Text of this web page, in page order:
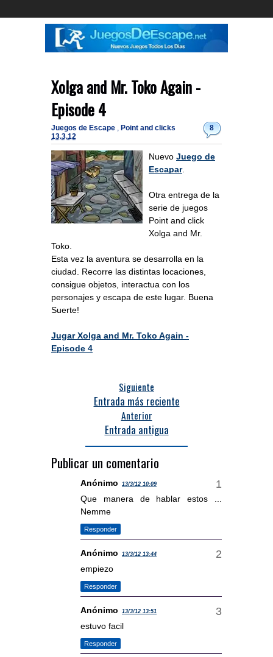
Xolga and Mr. Toko Again -
Episode 4
8
Juegos de Escape , Point and clicks
13.3.12
Nuevo Juego de
Escapar.
Otra entrega de la
serie de juegos
Point and click
Xolga and Mr.
Toko.
Esta vez la aventura se desarrolla en la
ciudad. Recorre las distintas locaciones,
consigue objetos, interactua con los
personajes y escapa de este lugar. Buena
Suerte!
Jugar Xolga and Mr. Toko Again -
Episode 4
Siguiente
Entrada más reciente
Anterior
Entrada antigua
Publicar un comentario
Anónimo 13/3/12 10:09
Que manera de hablar estos ...
Nemme
Responder
Anónimo 13/3/12 13:44
empiezo
Responder
Anónimo 13/3/12 13:51
estuvo facil
Responder